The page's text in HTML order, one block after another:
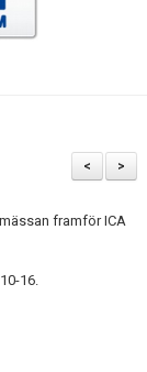
>
<
framför ICA
16.